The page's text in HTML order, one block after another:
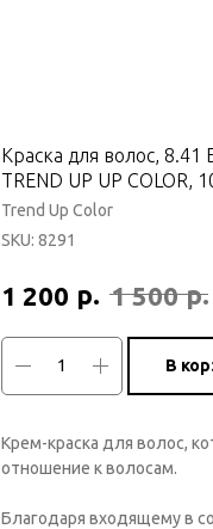
Краска для волос,
TREND UP UP COLOR,
Trend Up Color
SKU: 8291
1 200 р. 1 500 р.
В
Крем-краска для волос,
отношение к волосам.
Благодаря входящему в